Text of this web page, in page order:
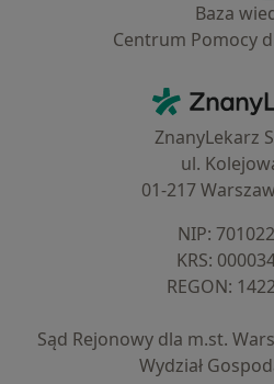
Baza
Centrum Pomocy
ZnanyLekarz
ul.
01-217
NIP:
KRS:
REGON:
Sąd Rejonowy dla m.st.
Wydział